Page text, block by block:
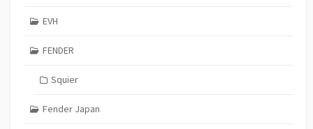
EVH
FENDER
Squier
Fender Japan